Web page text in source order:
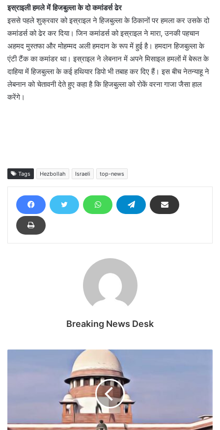
इस्राइली हमले में हिजबुल्ला के दो कमांडर्स ढेर
इससे पहले शुक्रवार को इस्राइल ने हिजबुल्ला के ठिकानों पर हमला कर उसके दो
कमांडर्स को ढेर कर दिया। जिन कमांडर्स को इस्राइल ने मारा, उनकी पहचान
अहमद मुस्तफा और मोहम्मद अली हमदान के रूप में हुई है। हमदान हिजबुल्ला के
एंटी टैंक का कमांडर था। इस्राइल ने लेबनान में अपने मिसाइल हमलों में बेरूत के
दाहिया में हिजबुल्ला के कई हथियार डिपो भी तबाह कर दिए हैं। इस बीच नेतन्याहू ने
लेबनान को चेतावनी देते हुए कहा है कि हिजबुल्ला को रोकें वरना गाजा जैसा हाल
करेंगे।
Tags Hezbollah Israeli top-news
Breaking News Desk